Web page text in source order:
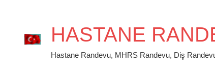
HASTANE
Hastane Randevu, MHRS Randevu, Diş